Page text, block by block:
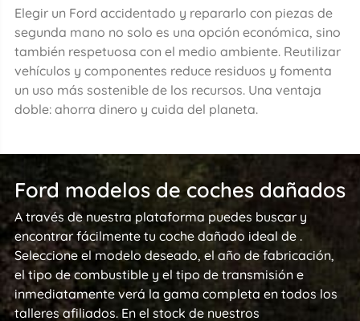
Elegir un Ford accidentado y repararlo con piezas de
segunda mano no solo es una opción económica, sino
también respetuosa con el medio ambiente. Reutilizar
vehículos y componentes reduce residuos y fomenta
un uso más sostenible de los recursos. Una ventaja
doble: ahorra dinero y cuida del planeta.
Ford modelos de coches dañados
A través de nuestra plataforma puedes buscar y
encontrar fácilmente tu coche dañado ideal de .
Seleccione el modelo deseado, el año de fabricación,
el tipo de combustible y el tipo de transmisión e
inmediatamente verá la gama completa en todos los
talleres afiliados. En el stock de nuestros